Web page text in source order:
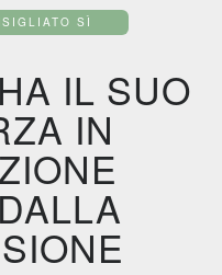
SÌ
IL SUO
IN